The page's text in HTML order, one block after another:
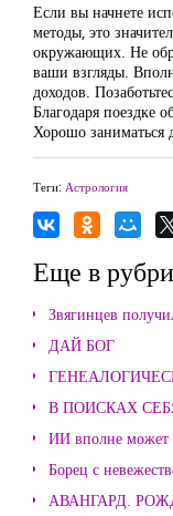
Если вы начнете
методы, это
окружающих. Не
ваши взгляды.
доходов.
Благодаря поездке
Хорошо заниматься
Теги: Астрология
Еще в
Звягинцев
ДАЙ БОГ
В ПОИСКАХ
ИИ вполне может
Борец с
АВАНГАРД.